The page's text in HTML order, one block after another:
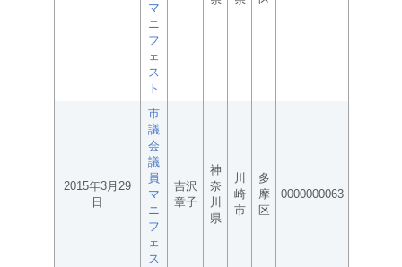
マ
ニ
フ
ェ
ス
ト
2015年3月29
日
市
議
会
議
員
マ
ニ
フ
ェ
ス
吉沢
章子
神
奈
川
県
川
崎
市
多
摩
区
0000000063